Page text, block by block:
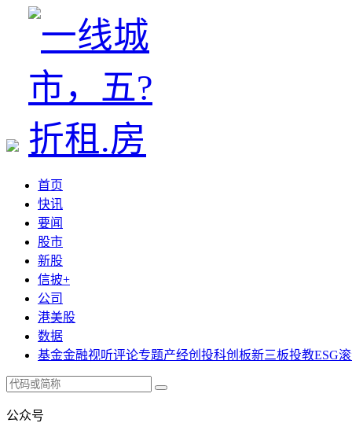
首页
快讯
要闻
股市
新股
信披+
公司
港美股
数据
基金金融视听评论专题产经创投科创板新三板投教ESG
公众号